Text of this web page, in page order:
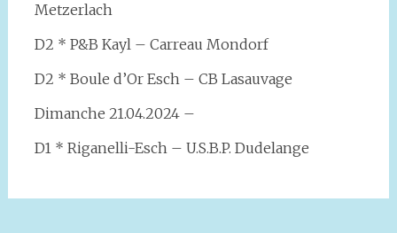
Metzerlach
D2 * P&B Kayl – Carreau Mondorf
D2 * Boule d’Or Esch – CB Lasauvage
Dimanche 21.04.2024 –
D1 * Riganelli-Esch – U.S.B.P. Dudelange